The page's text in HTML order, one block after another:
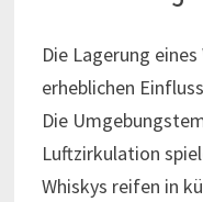
Die Lagerung
erheblichen
Die
Luftzirkulation
Whiskys reifen in